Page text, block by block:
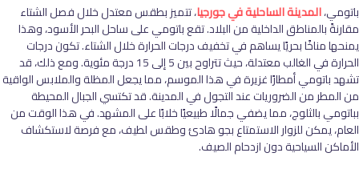
باتومي،المدينة الساحلية في جورجيا، تتميز بطقس معتدل خلال فصل الشتاء
مقارنةً بالمناطق الداخلية من البلاد. تقع باتومي على ساحل البحر الأسود، وهذا
يمنحها مناخًا بحريًا يساهم في تخفيف درجات الحرارة خلال الشتاء. تكون درجات
الحرارة في الغالب معتدلة، حيث تتراوح بين 5 إلى 15 درجة مئوية. ومع ذلك، قد
تشهد باتومي أمطارًا غزيرة في هذا الموسم، مما يجعل المظلة والملابس الواقية
من المطر من الضروريات عند التجول في المدينة. قد تكتسي الجبال المحيطة
بباتومي بالثلوج، مما يضفي جمالًا طبيعيًا خلابًا على المشهد. في هذا الوقت من
العام، يمكن للزوار الاستمتاع بجو هادئ وطقس لطيف، مع فرصة لاستكشاف
الأماكن السياحية دون ازدحام الصيف.